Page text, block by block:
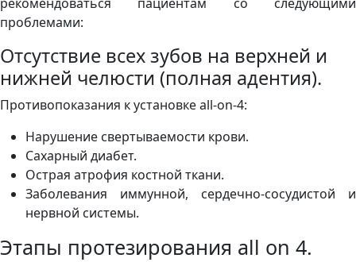
рекомендоваться пациентам со следующими
проблемами:
Отсутствие всех зубов на верхней и
нижней челюсти (полная адентия).
Противопоказания к установке all-on-4:
Нарушение свертываемости крови.
Сахарный диабет.
Острая атрофия костной ткани.
Заболевания иммунной, сердечно-сосудистой и
нервной системы.
Этапы протезирования all on 4.